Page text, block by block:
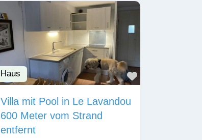
Haus Favorit
Villa mit Pool in Le Lavandou
600 Meter vom Strand
entfernt